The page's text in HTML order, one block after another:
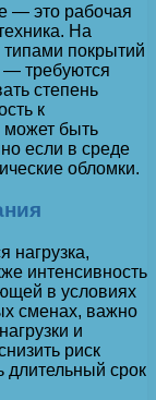
— это рабочая
На
покрытий
— требуются
степень
к
может быть
если в среде
обломки.
интенсивность
в условиях
сменах, важно
и
риск
длительный срок